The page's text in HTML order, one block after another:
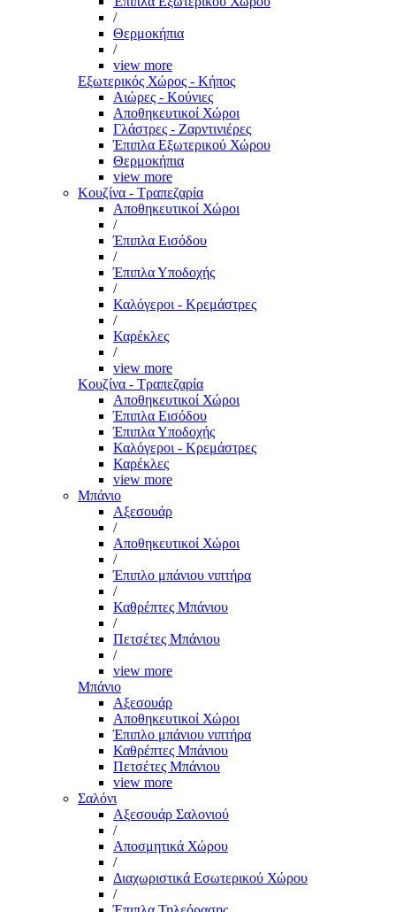
/
Θερμοκήπια
/
view more
Εξωτερικός Χώρος - Κήπος
Αιώρες - Κούνιες
Αποθηκευτικοί Χώροι
Γλάστρες - Ζαρντινιέρες
Έπιπλα Εξωτερικού Χώρου
Θερμοκήπια
view more
Κουζίνα - Τραπεζαρία
Αποθηκευτικοί Χώροι
/
Έπιπλα Εισόδου
/
Έπιπλα Υποδοχής
/
Καλόγεροι - Κρεμάστρες
/
Καρέκλες
/
view more
Κουζίνα - Τραπεζαρία
Αποθηκευτικοί Χώροι
Έπιπλα Εισόδου
Έπιπλα Υποδοχής
Καλόγεροι - Κρεμάστρες
Καρέκλες
view more
Μπάνιο
Αξεσουάρ
/
Αποθηκευτικοί Χώροι
/
Έπιπλο μπάνιου νιπτήρα
/
Καθρέπτες Μπάνιου
/
Πετσέτες Μπάνιου
/
view more
Μπάνιο
Αξεσουάρ
Αποθηκευτικοί Χώροι
Έπιπλο μπάνιου νιπτήρα
Καθρέπτες Μπάνιου
Πετσέτες Μπάνιου
view more
Σαλόνι
Αξεσουάρ Σαλονιού
/
Αποσμητικά Χώρου
/
Διαχωριστικά Εσωτερικού Χώρου
/